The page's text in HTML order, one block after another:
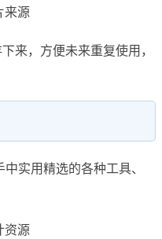
来，方便未来重复使用，
实用精选的各种工具、